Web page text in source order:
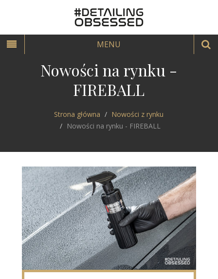
MENU
Nowości na rynku -
FIREBALL
Strona główna
Nowości z rynku
Nowości na rynku - FIREBALL